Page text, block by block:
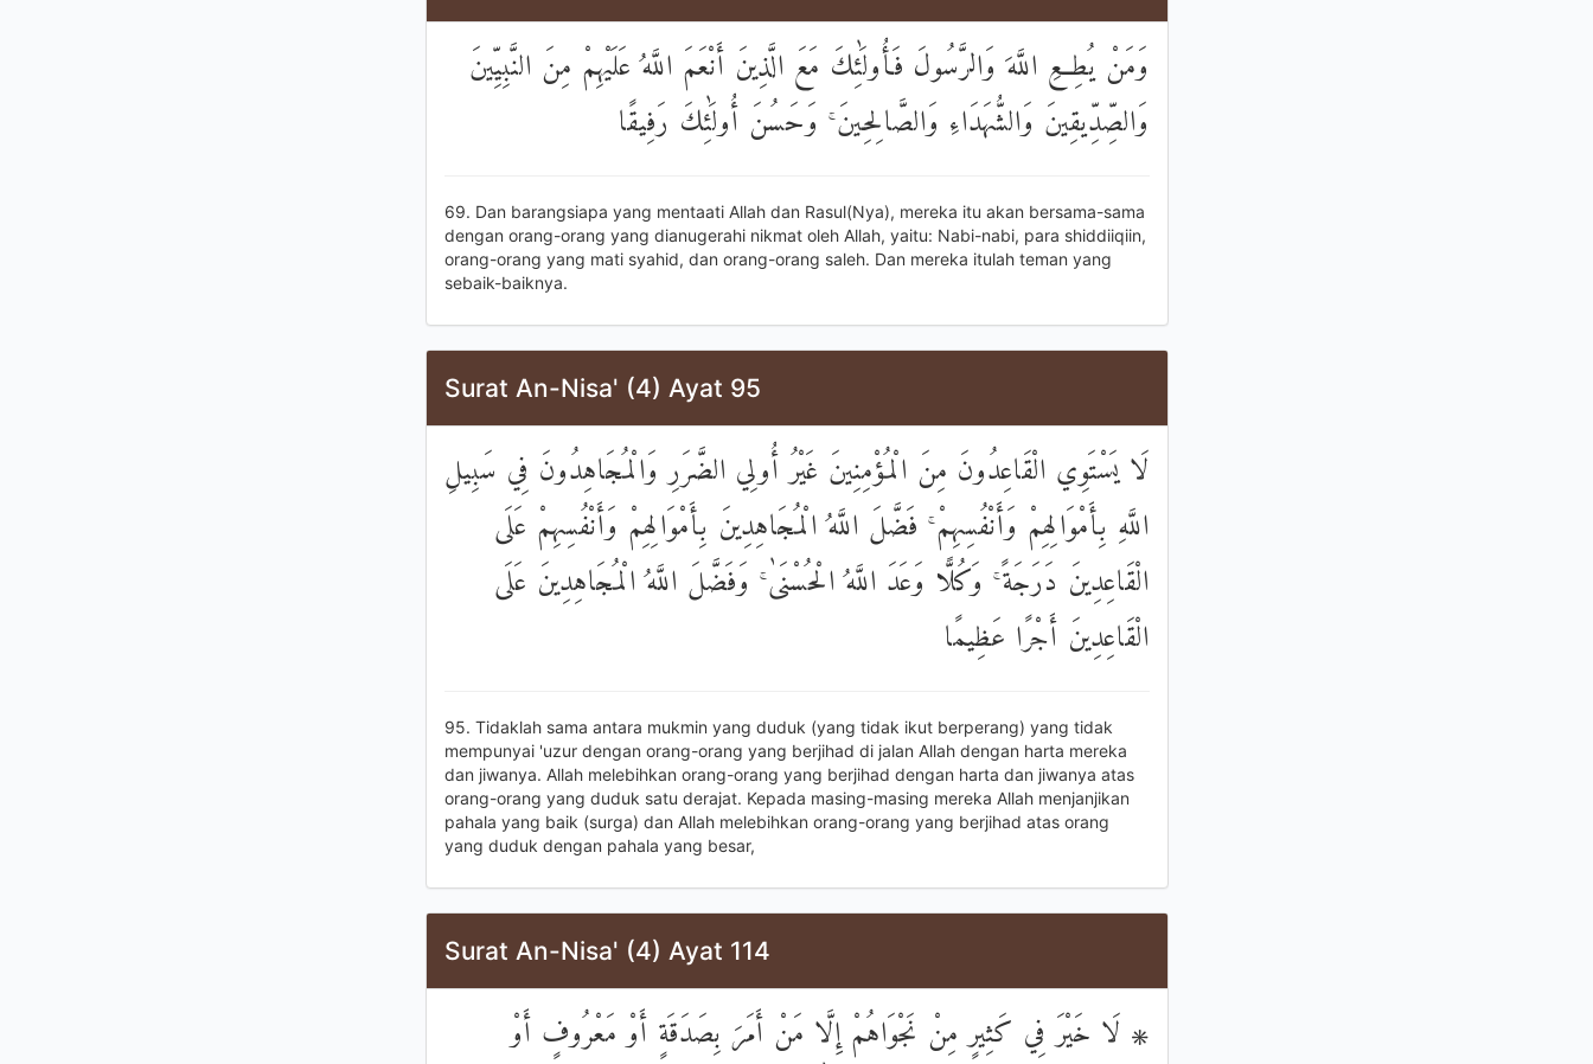
وَمَنْ يُطِعِ اللَّهَ وَالرَّسُولَ فَأُولَٰئِكَ مَعَ الَّذِينَ أَنْعَمَ اللَّهُ عَلَيْهِمْ مِنَ النَّبِيِّينَ
وَالصِّدِّيقِينَ وَالشُّهَدَاءِ وَالصَّالِحِينَ ۚ وَحَسُنَ أُولَٰئِكَ رَفِيقًا
69. Dan barangsiapa yang mentaati Allah dan Rasul(Nya), mereka itu akan bersama-sama
dengan orang-orang yang dianugerahi nikmat oleh Allah, yaitu: Nabi-nabi, para shiddiiqiin,
orang-orang yang mati syahid, dan orang-orang saleh. Dan mereka itulah teman yang
sebaik-baiknya.
Surat An-Nisa' (4) Ayat 95
لَا يَسْتَوِي الْقَاعِدُونَ مِنَ الْمُؤْمِنِينَ غَيْرُ أُولِي الضَّرَرِ وَالْمُجَاهِدُونَ فِي سَبِيلِ
اللَّهِ بِأَمْوَالِهِمْ وَأَنْفُسِهِمْ ۚ فَضَّلَ اللَّهُ الْمُجَاهِدِينَ بِأَمْوَالِهِمْ وَأَنْفُسِهِمْ عَلَى
الْقَاعِدِينَ دَرَجَةً ۚ وَكُلًّا وَعَدَ اللَّهُ الْحُسْنَىٰ ۚ وَفَضَّلَ اللَّهُ الْمُجَاهِدِينَ عَلَى
الْقَاعِدِينَ أَجْرًا عَظِيمًا
95. Tidaklah sama antara mukmin yang duduk (yang tidak ikut berperang) yang tidak
mempunyai 'uzur dengan orang-orang yang berjihad di jalan Allah dengan harta mereka
dan jiwanya. Allah melebihkan orang-orang yang berjihad dengan harta dan jiwanya atas
orang-orang yang duduk satu derajat. Kepada masing-masing mereka Allah menjanjikan
pahala yang baik (surga) dan Allah melebihkan orang-orang yang berjihad atas orang
yang duduk dengan pahala yang besar,
Surat An-Nisa' (4) Ayat 114
۞ لَا خَيْرَ فِي كَثِيرٍ مِنْ نَجْوَاهُمْ إِلَّا مَنْ أَمَرَ بِصَدَقَةٍ أَوْ مَعْرُوفٍ أَوْ